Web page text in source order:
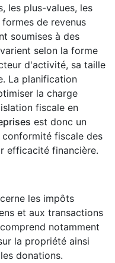
les plus-values, les
de revenus
soumises à des
selon la forme
d'activité, sa taille
La planification
la charge
fiscale en
est donc un
fiscale des
efficacité financière.
les impôts
et aux transactions
notamment
la propriété ainsi
donations.